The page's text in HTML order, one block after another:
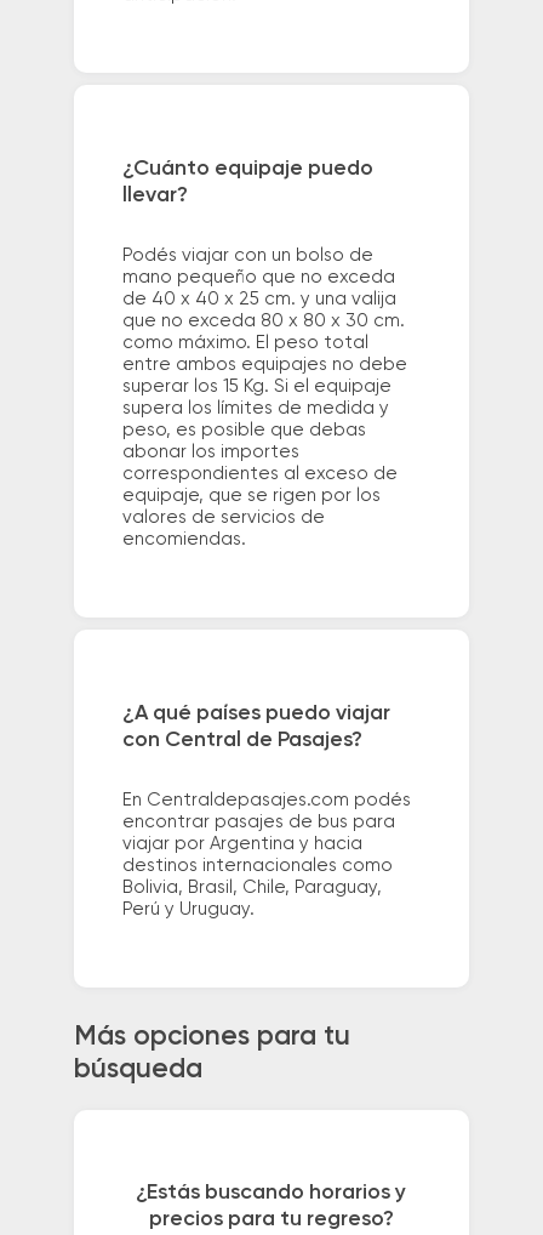
¿Cuánto equipaje puedo
llevar?
Podés viajar con un bolso de
mano pequeño que no exceda
de 40 x 40 x 25 cm. y una valija
que no exceda 80 x 80 x 30 cm.
como máximo. El peso total
entre ambos equipajes no debe
superar los 15 Kg. Si el equipaje
supera los límites de medida y
peso, es posible que debas
abonar los importes
correspondientes al exceso de
equipaje, que se rigen por los
valores de servicios de
encomiendas.
¿A qué países puedo viajar
con Central de Pasajes?
En Centraldepasajes.com podés
encontrar pasajes de bus para
viajar por Argentina y hacia
destinos internacionales como
Bolivia, Brasil, Chile, Paraguay,
Perú y Uruguay.
Más opciones para tu
búsqueda
¿Estás buscando horarios y
precios para tu regreso?